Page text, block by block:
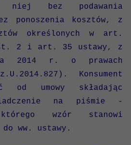
niej bez podawania
ponoszenia kosztów, z
określonych w art.
2 i art. 35 ustawy, z
2014 r. o prawach
Konsument
od umowy składając
na piśmie -
wzór stanowi
ww. ustawy.